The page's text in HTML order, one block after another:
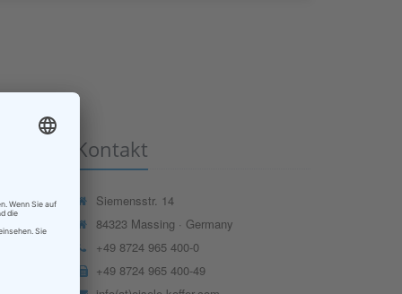
Kontakt
Siemensstr. 14
84323 Massing · Germany
+49 8724 965 400-0
+49 8724 965 400-49